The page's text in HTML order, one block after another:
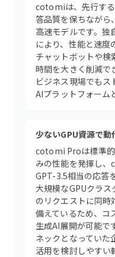
cotomiは、先行す
答品質を保ちながら
高速モデルです。独
により、性能と速度
チャットボットや検
時間を大きく削減で
ビジネス現場でも
AIプラットフォーム
少ないGPU資源で動
cotomi Proは標準
みの性能を発揮し
GPT-3.5相当の応答
大規模なGPUクラ
のリクエストに同時
備えているため、コ
生成AI展開が可能で
ネックとなっていた
活用を検討しやすい